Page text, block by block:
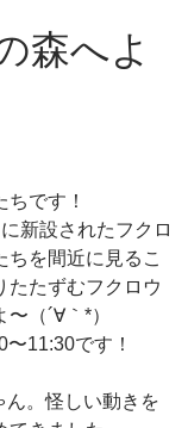
森へよ
です！
新設されたフクロ
ちを間近に見るこ
たたずむフクロウ
（´∀｀*）
11:30です！
。怪しい動きを